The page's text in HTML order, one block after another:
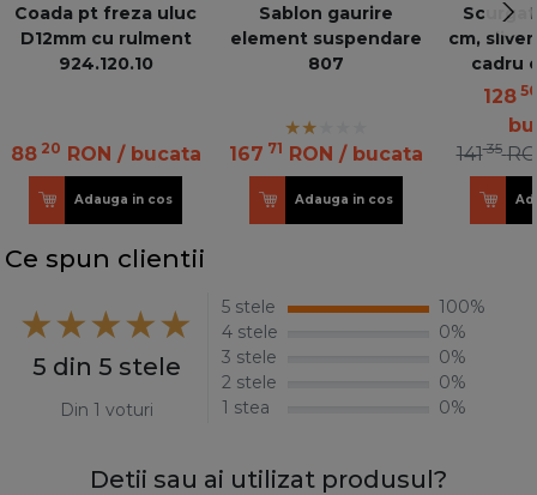
Coada pt freza uluc
D12mm cu rulment
924.120.10
88 20 RON / bucata
Adauga in cos
Sablon gaurire
element suspendare
807
167 71 RON / bucata
Adauga in cos
cm,
cadru
128
14135
Ce spun clientii
5 din 5 stele
Din 1 voturi
5 stele
100%
4 stele
0%
3 stele
0%
2 stele
0%
1 stea
0%
Detii sau ai utilizat produsul?